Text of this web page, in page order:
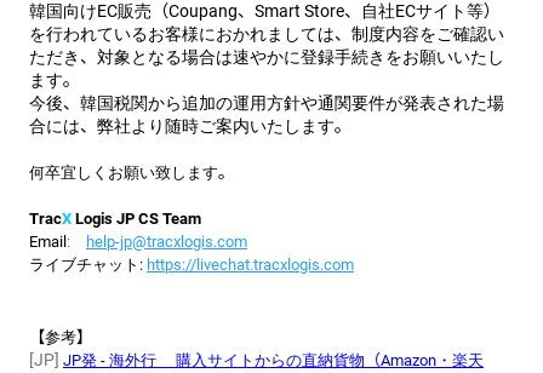
韓国向けEC販売（Coupang、Smart Store、自社ECサイト等）
を行われているお客様におかれましては、制度内容をご確認い
ただき、対象となる場合は速やかに登録手続きをお願いいたし
ます。
今後、韓国税関から追加の運用方針や通関要件が発表された場
合には、弊社より随時ご案内いたします。
何卒宜しくお願い致します。
TracX Logis JP CS Team
Email :
help-jp@tracxlogis.com
ライブチャット: https://livechat.tracxlogis.com
【参考】
[JP] JP発 - 海外行 購入サイトからの直納貨物（Amazon・楽天